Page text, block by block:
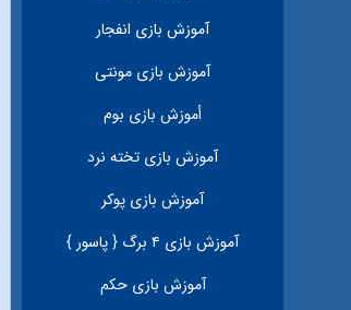
آموزش بازی انفجار
آموزش بازی مونتی
أموزش بازی بوم
آموزش بازی تخته نرد
آموزش بازی پوکر
آموزش بازی ۴ برگ { پاسور }
آموزش بازی حکم